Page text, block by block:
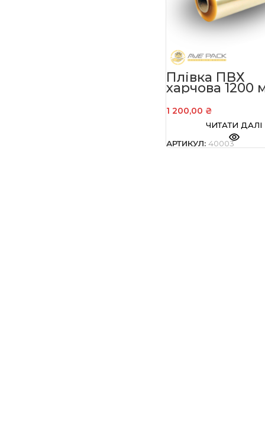
Плівка ПВХ
харчова 1200
ширина 430 мм
1 200,00 ₴
ЧИТАТИ ДАЛІ
АРТИКУЛ: 40003